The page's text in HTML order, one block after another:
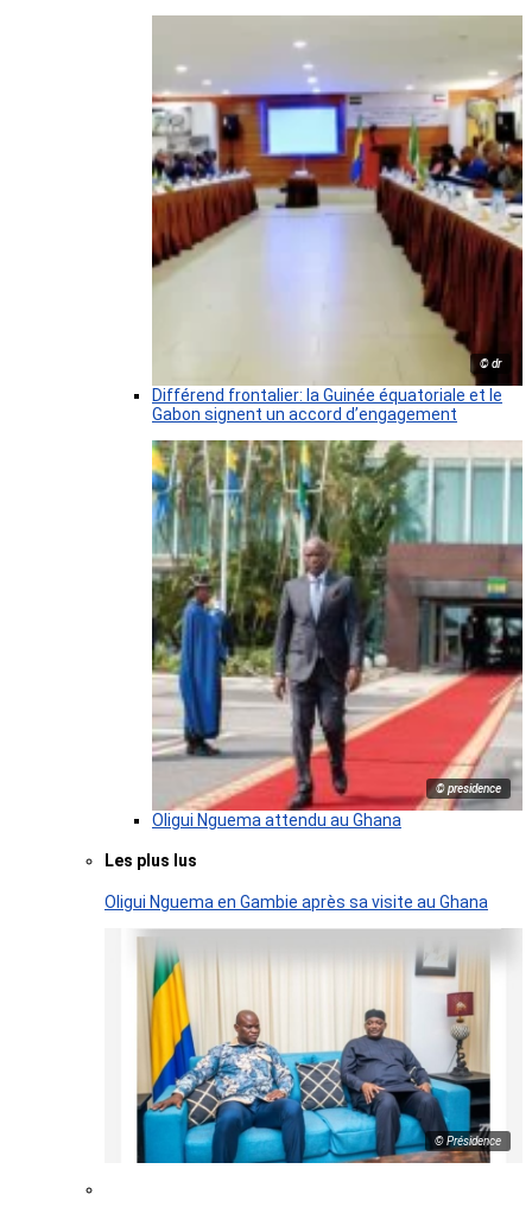
© dr
Différend frontalier: la Guinée équatoriale et le
Gabon signent un accord d’engagement
© presidence
Oligui Nguema attendu au Ghana
Les plus lus
Oligui Nguema en Gambie après sa visite au Ghana
© Présidence